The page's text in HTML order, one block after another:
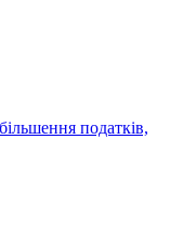
податків,